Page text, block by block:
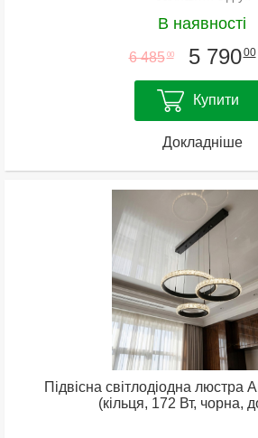
В наявності
6 485 00 5 79000
Купити
Докладніше
Підвісна світлодіодна люстра
(кільця, 172 Вт, чорна,